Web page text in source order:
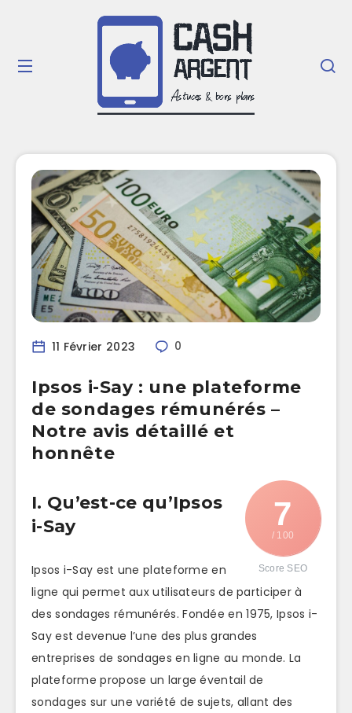
11 Février 2023 0
Ipsos i-Say : une plateforme
de sondages rémunérés –
Notre avis détaillé et
honnête
7
/ 100
Score SEO
I. Qu’est-ce qu’Ipsos
i-Say
Ipsos i-Say est une plateforme en
ligne qui permet aux utilisateurs de participer à
des sondages rémunérés. Fondée en 1975, Ipsos i-
Say est devenue l’une des plus grandes
entreprises de sondages en ligne au monde. La
plateforme propose un large éventail de
sondages sur une variété de sujets, allant des